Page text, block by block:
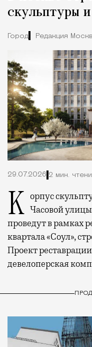
скульптуры
Город Редакция
29.07.2026 2 мин.
Корпус скульптуры и лепки Изофабрики на Часовой
проведут в рамках
квартала «Соул»,
Проект
девелоперская